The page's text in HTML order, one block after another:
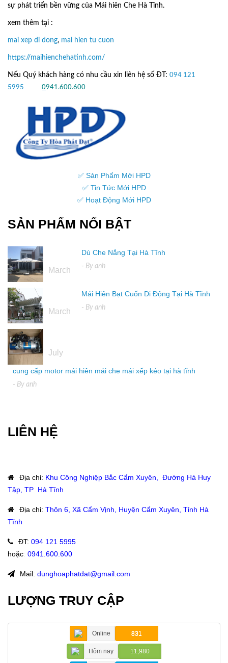
sự phát triển bền vững của Mái hiên Che Hà Tĩnh.
xem thêm tại :
mai xep di dong, mai hien tu cuon
https://maihienchehatinh.com/
Nếu Quý khách hàng có nhu cầu xin liên hệ số ĐT: 094 121
5995
0941.600.600
✅ Sản Phẩm Mới HPD
✅ Tin Tức Mới HPD
✅ Hoạt Động Mới HPD
SẢN PHẨM NỔI BẬT
March
Dù Che Nắng Tại Hà Tĩnh
- By anh
March
Mái Hiên Bạt Cuốn Di Động Tại Hà Tĩnh
- By anh
July
cung cấp motor mái hiên mái che mái xếp kéo tại hà tĩnh
- By anh
LIÊN HỆ
Địa chỉ: Khu Công Nghiệp Bắc Cẩm Xuyên, Đường Hà Huy
Tập, TP Hà Tĩnh
Địa chỉ: Thôn 6, Xã Cẩm Vịnh, Huyện Cẩm Xuyên, Tỉnh Hà
Tĩnh
ĐT: 094 121 5995
hoặc: 0941.600.600
Mail: dunghoaphatdat@gmail.com
LƯỢNG TRUY CẬP
Online 831
Hôm nay 11,980